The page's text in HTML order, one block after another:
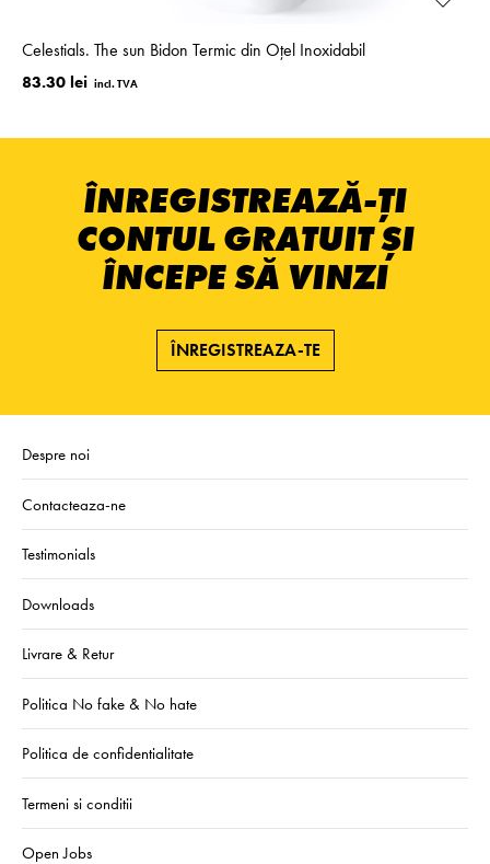
Celestials. The sun Bidon Termic din Oțel Inoxidabil
83.30 lei
ÎNREGISTREAZĂ-ȚI
CONTUL GRATUIT ȘI
ÎNCEPE SĂ VINZI
ÎNREGISTREAZA-TE
Despre noi
Contacteaza-ne
Testimonials
Downloads
Livrare & Retur
Politica No fake & No hate
Politica de confidentialitate
Termeni si conditii
Open Jobs